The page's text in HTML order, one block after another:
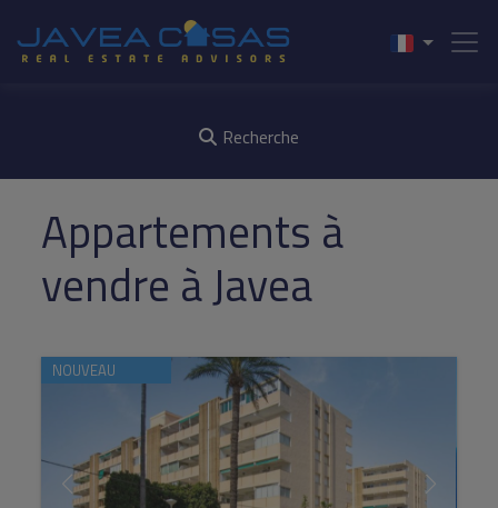
Recherche
Appartements à
vendre à Javea
NOUVEAU